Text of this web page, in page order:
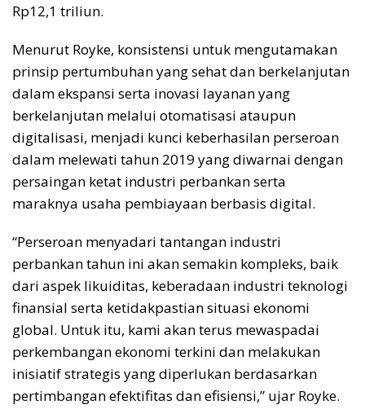
Rp12,1 triliun.
Menurut Royke, konsistensi untuk mengutamakan
prinsip pertumbuhan yang sehat dan berkelanjutan
dalam ekspansi serta inovasi layanan yang
berkelanjutan melalui otomatisasi ataupun
digitalisasi, menjadi kunci keberhasilan perseroan
dalam melewati tahun 2019 yang diwarnai dengan
persaingan ketat industri perbankan serta
maraknya usaha pembiayaan berbasis digital.
“Perseroan menyadari tantangan industri
perbankan tahun ini akan semakin kompleks, baik
dari aspek likuiditas, keberadaan industri teknologi
finansial serta ketidakpastian situasi ekonomi
global. Untuk itu, kami akan terus mewaspadai
perkembangan ekonomi terkini dan melakukan
inisiatif strategis yang diperlukan berdasarkan
pertimbangan efektifitas dan efisiensi,” ujar Royke.